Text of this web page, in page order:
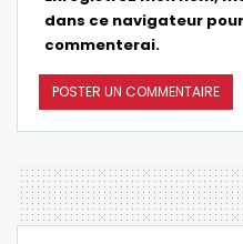
dans ce navigateur
commenterai.